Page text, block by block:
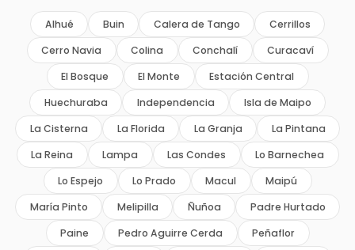
Alhué Buin Calera de Tango
Cerrillos
Cerro Navia
Colina Conchalí
Curacaví
El Bosque
El Monte
Estación Central
Huechuraba
Independencia
Isla de Maipo
La Cisterna
La Florida La Granja
La Pintana
La Reina
Lampa Las Condes
Lo Barnechea
Lo Espejo
Lo Prado Macul
Maipú
María Pinto
Melipilla Ñuñoa
Padre Hurtado
Paine
Pedro Aguirre Cerda Peñaflor